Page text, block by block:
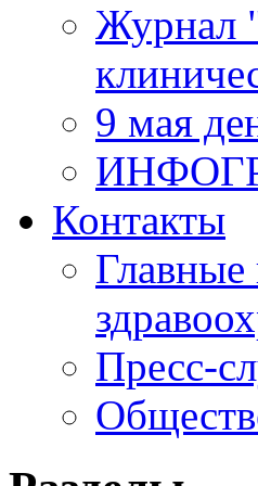
Журнал
9 мая
Контакты
Главные
Пресс-